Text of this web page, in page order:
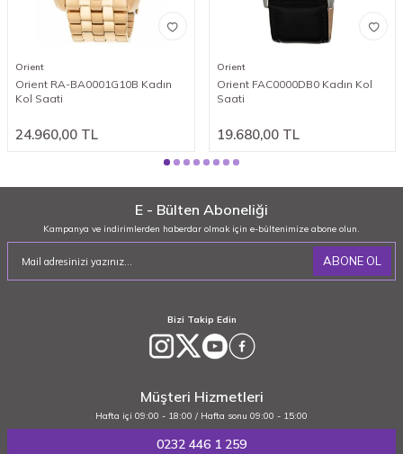
Orient
Orient RA-BA0001G10B Kadın
Kol Saati
24.960,00 TL
Orient
Orient FAC0000DB0 Kadın Kol
Saati
19.680,00TL
E - Bülten Aboneliği
Kampanya ve indirimlerden haberdar olmak için e-bültenimize abone olun.
ABONE OL
Bizi Takip Edin
Müşteri Hizmetleri
Hafta içi 09:00 - 18:00 / Hafta sonu 09:00 - 15:00
0232 446 1 259